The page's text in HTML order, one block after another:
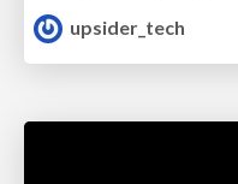
upsider_tech